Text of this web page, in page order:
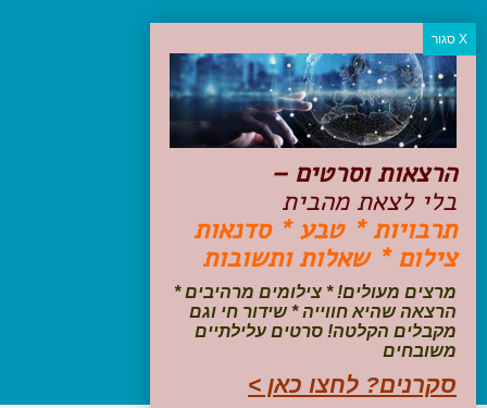
קטגוריות פופולריות
יעדים
טיולים בישראל
מלונות בוטיק בישראל
טיפים והמלצות
הכנות לנסיעה
טיולי ג'יפים
טיולים עם ילדים
שייט, הפלגות, קרוזים
עקבו אחרינו בפייסבוק
הרצאות וסרטים –
בלי לצאת מהבית
תרבויות * טבע * סדנאות
צילום * שאלות ותשובות
מרצים מעולים! * צילומים מרהיבים *
הרצאה שהיא חווייה * שידור חי וגם
מקבלים הקלטה! סרטים עלילתיים
משובחים
סקרנים? לחצו כאן >